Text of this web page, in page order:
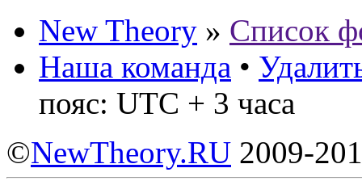
New Theory » Список
Наша команда •
пояс: UTC + 3 часа
©NewTheory.RU 2009-